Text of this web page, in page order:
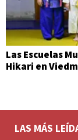
Las Escuelas
Hikari en
LAS MÁS